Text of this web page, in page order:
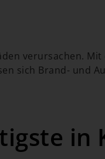
verursachen.
sich Brand- und
in